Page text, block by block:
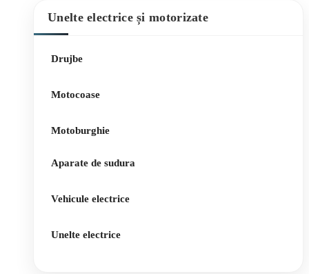
Unelte electrice și motorizate
Drujbe
Motocoase
Motoburghie
Aparate de sudura
Vehicule electrice
Unelte electrice